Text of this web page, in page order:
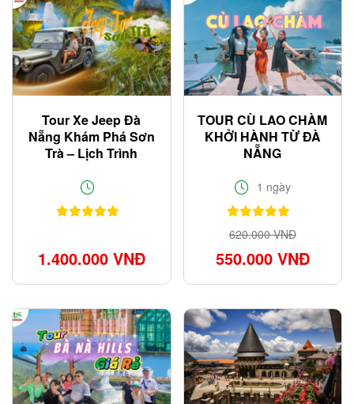
Tour Xe Jeep Đà
Nẵng Khám Phá Sơn
Trà – Lịch Trình
1.400.000 VNĐ
TOUR CÙ LAO CHÀM
KHỞI HÀNH TỪ ĐÀ
NẴNG
1 ngày
620.000 VNĐ
550.000 VNĐ